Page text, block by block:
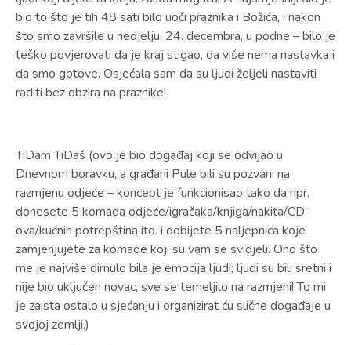
bio to što je tih 48 sati bilo uoči praznika i Božića, i nakon
što smo završile u nedjelju, 24. decembra, u podne – bilo je
teško povjerovati da je kraj stigao, da više nema nastavka i
da smo gotove. Osjećala sam da su ljudi željeli nastaviti
raditi bez obzira na praznike!
TiDam TiDaš (ovo je bio događaj koji se odvijao u
Dnevnom boravku, a građani Pule bili su pozvani na
razmjenu odjeće – koncept je funkcionisao tako da npr.
donesete 5 komada odjeće/igračaka/knjiga/nakita/CD-
ova/kućnih potrepština itd. i dobijete 5 naljepnica koje
zamjenjujete za komade koji su vam se svidjeli. Ono što
me je najviše dirnulo bila je emocija ljudi; ljudi su bili sretni i
nije bio uključen novac, sve se temeljilo na razmjeni! To mi
je zaista ostalo u sjećanju i organizirat ću slične događaje u
svojoj zemlji.)